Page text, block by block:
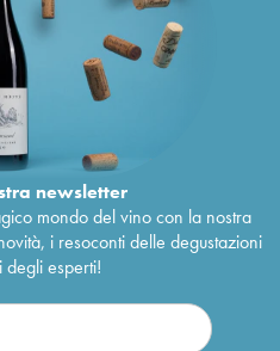
newsletter
mondo del vino con la nostra
i resoconti delle degustazioni
degli esperti!